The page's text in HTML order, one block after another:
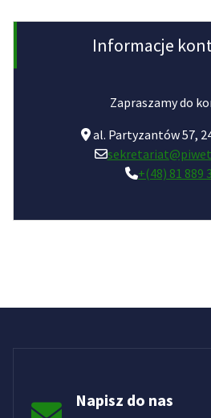
Informacje
Zapraszamy do
al. Partyzantów 57,
+(48) 81 889
Napisz do nas